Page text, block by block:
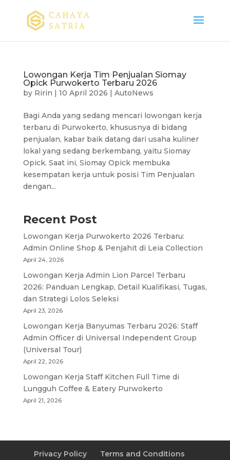
Lowongan Kerja Tim Penjualan Siomay
Opick Purwokerto Terbaru 2026
by Ririn | 10 April 2026 | AutoNews
Bagi Anda yang sedang mencari lowongan kerja
terbaru di Purwokerto, khususnya di bidang
penjualan, kabar baik datang dari usaha kuliner
lokal yang sedang berkembang, yaitu Siomay
Opick. Saat ini, Siomay Opick membuka
kesempatan kerja untuk posisi Tim Penjualan
dengan...
Recent Post
Lowongan Kerja Purwokerto 2026 Terbaru:
Admin Online Shop & Penjahit di Leia Collection
April 24, 2026
Lowongan Kerja Admin Lion Parcel Terbaru
2026: Panduan Lengkap, Detail Kualifikasi, Tugas,
dan Strategi Lolos Seleksi
April 23, 2026
Lowongan Kerja Banyumas Terbaru 2026: Staff
Admin Officer di Universal Independent Group
(Universal Tour)
April 22, 2026
Lowongan Kerja Staff Kitchen Full Time di
Lungguh Coffee & Eatery Purwokerto
April 21, 2026
Privacy Policy Terms and Conditions